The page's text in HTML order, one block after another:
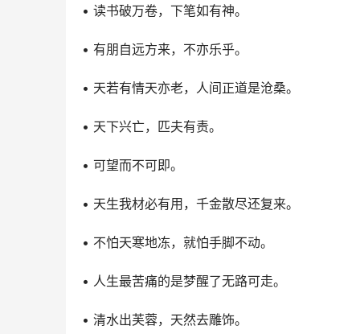
• 读书破万卷，下笔如有神。
• 有朋自远方来，不亦乐乎。
• 天若有情天亦老，人间正道是沧桑。
• 天下兴亡，匹夫有责。
• 可望而不可即。
• 天生我材必有用，千金散尽还复来。
• 不怕天寒地冻，就怕手脚不动。
• 人生最苦痛的是梦醒了无路可走。
• 清水出芙蓉，天然去雕饰。